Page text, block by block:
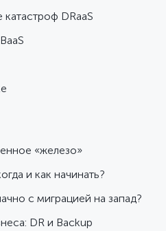
DRaaS
«железо»
и как начинать?
с миграцией на запад?
DR и Backup